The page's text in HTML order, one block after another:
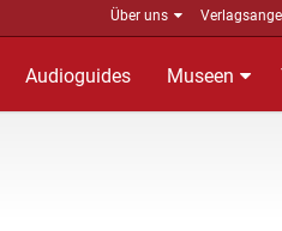
Über uns
Audioguides Museen